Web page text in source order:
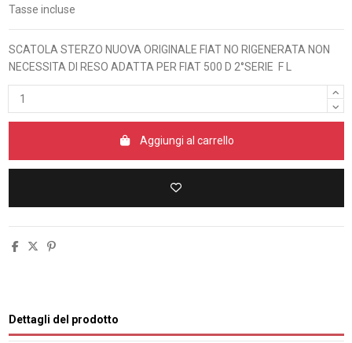
Tasse incluse
SCATOLA STERZO NUOVA ORIGINALE FIAT NO RIGENERATA NON
NECESSITA DI RESO ADATTA PER FIAT 500 D 2°SERIE F L
Aggiungi al carrello
Dettagli del prodotto